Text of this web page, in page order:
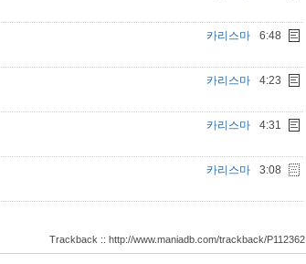
카리스마 6:48
카리스마 4:23
카리스마 4:31
카리스마 3:08
Trackback :: http://www.maniadb.com/trackback/P112362